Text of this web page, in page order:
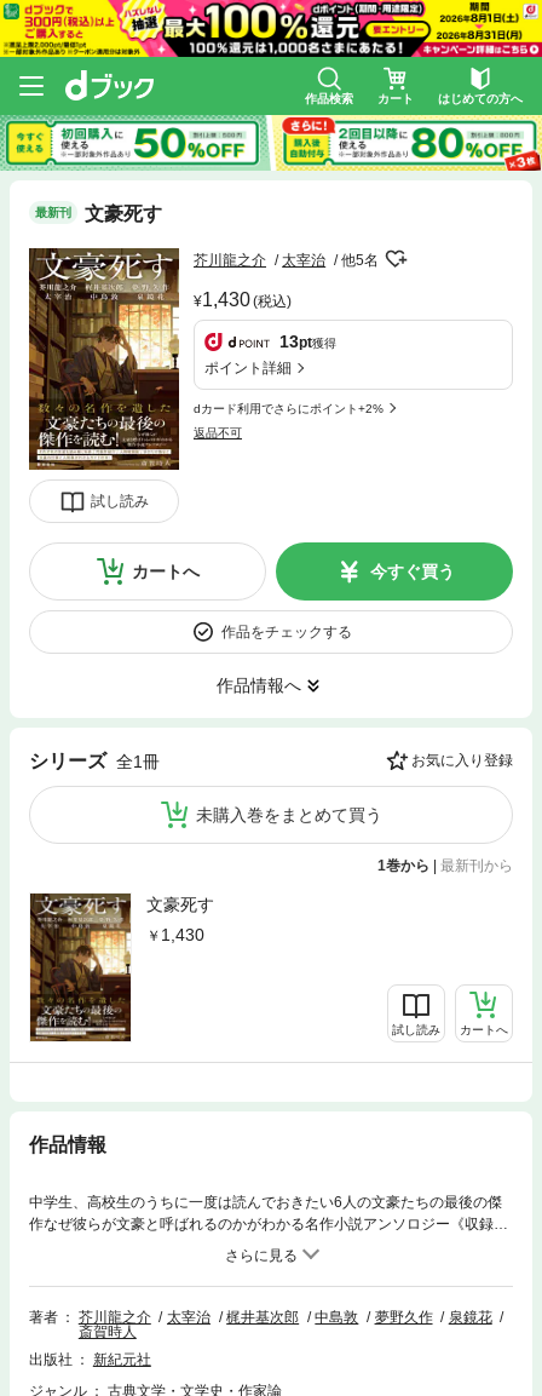
作品検索 カート はじめての方へ
最新刊 文豪死す
試し読み
芥川龍之介 太宰治 他5名
1,430(税込)
13pt獲得
ポイント詳細
dカード利用でさらにポイント+2%
返品不可
カートへ 今すぐ買う
作品をチェックする
作品情報へ
シリーズ 全1冊 お気に入り登録
未購入巻をまとめて買う
1巻から | 最新刊から
文豪死す
1,430
試し読み カートへ
作品情報
中学生、高校生のうちに一度は読んでおきたい6人の文豪たちの最後の傑
作なぜ彼らが文豪と呼ばれるのかがわかる名作小説アンソロジー《収録作
品》芥川 龍之介『歯車』太宰 治『グッド・バイ』梶井 基次郎『のんきな
患者』中島 敦『李陵』夢野 久作『女抗主』泉 鏡花『縷紅新草』生涯を読
み解く個人年表、代表作紹介、人物相関図、ゆかりの地など文豪たちの仕
事と人物像がわかるガイドも充実。
著者 芥川龍之介 太宰治 梶井基次郎 中島敦 夢野久作
泉鏡花
斎賀時人
出版社
新紀元社
ジャンル
古典文学・文学史・作家論